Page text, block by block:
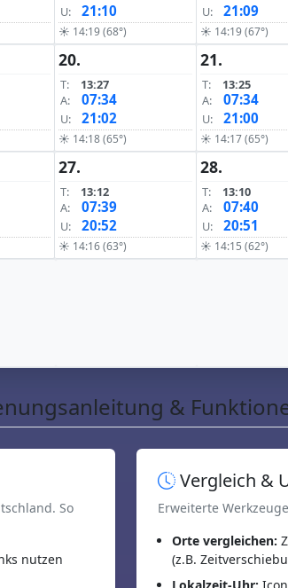
U: 21:10
☀ 14:19 (68°)
U: 21:09
☀ 14:19 (67°)
20.
T:
13:27
A:
07:34
U: 21:02
☀ 14:18 (65°)
21.
T:
13:25
A:
07:34
U: 21:00
☀ 14:17 (65°)
27.
T:
13:12
A:
07:39
U: 20:52
☀ 14:16 (63°)
28.
T:
13:10
A:
07:40
U: 20:51
☀ 14:15 (62°)
&
So
nutzen
Vergleich &
Erweiterte
Orte vergleichen:
(z.B.